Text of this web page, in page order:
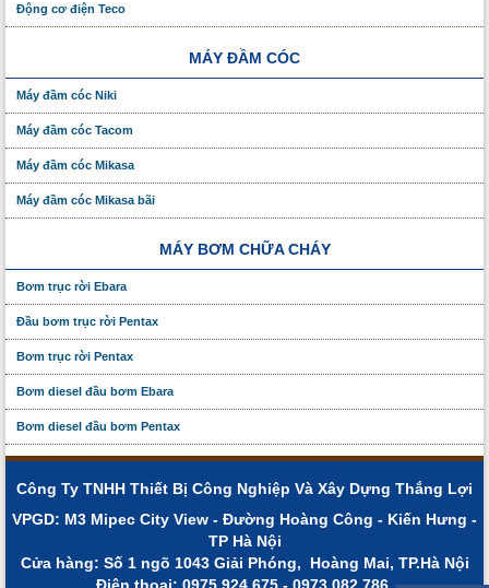
Động cơ điện Teco
MÁY ĐẦM CÓC
Máy đầm cóc Niki
Máy đầm cóc Tacom
Máy đầm cóc Mikasa
Máy đầm cóc Mikasa bãi
MÁY BƠM CHỮA CHÁY
Bơm trục rời Ebara
Đầu bơm trục rời Pentax
Bơm trục rời Pentax
Bơm diesel đầu bơm Ebara
Bơm diesel đầu bơm Pentax
Công Ty TNHH Thiết Bị Công Nghiệp Và Xây Dựng Thắng Lợi
VPGD: M3 Mipec City View - Đường Hoàng Công - Kiến Hưng -
TP Hà Nội
Cửa hàng: Số 1 ngõ 1043 Giải Phóng, Hoàng Mai, TP.Hà Nội